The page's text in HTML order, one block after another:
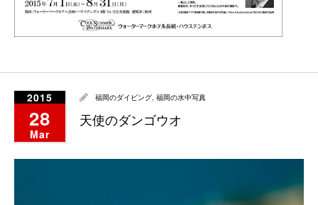
2015
28
Mar
福岡のダイビング, 福岡の水中写真
天使のダンゴウオ